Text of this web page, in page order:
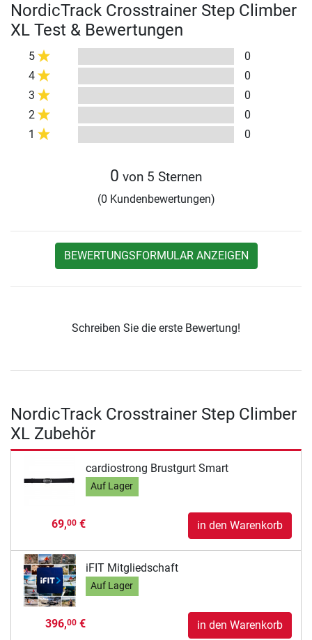
NordicTrack Crosstrainer Step Climber
XL Test & Bewertungen
5
0
4
0
3
0
2
0
1
0
0 von 5 Sternen
(0 Kundenbewertungen)
BEWERTUNGSFORMULAR ANZEIGEN
Schreiben Sie die erste Bewertung!
NordicTrack Crosstrainer Step Climber
XL Zubehör
cardiostrong Brustgurt Smart
Auf Lager
69,00€ in den Warenkorb
iFIT Mitgliedschaft
Auf Lager
396,00€ in den Warenkorb